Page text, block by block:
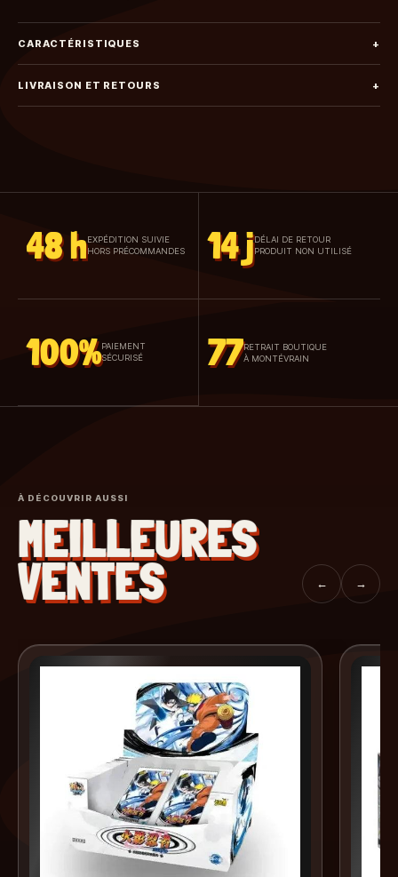
CARACTÉRISTIQUES +
LIVRAISON ET RETOURS +
48 h EXPÉDITION SUIVIE
HORS PRÉCOMMANDES
14 jDÉLAI DE RETOUR
PRODUIT NON UTILISÉ
100% PAIEMENT
SÉCURISÉ
77RETRAIT BOUTIQUE
À MONTÉVRAIN
À DÉCOUVRIR AUSSI
MEILLEURES
VENTES ← →